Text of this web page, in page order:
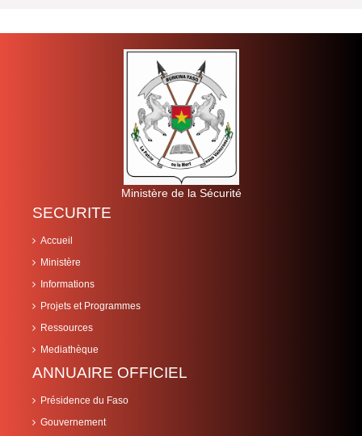
Ministère de la Sécurité
SECURITE
Accueil
Ministère
Informations
Projets et Programmes
Ressources
Mediathèque
ANNUAIRE OFFICIEL
Présidence du Faso
Gouvernement